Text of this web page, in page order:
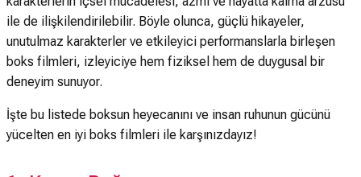
ile de ilişkilendirilebilir. Böyle olunca, güçlü hikayeler,
unutulmaz karakterler ve etkileyici performanslarla birleşen
boks filmleri, izleyiciye hem fiziksel hem de duygusal bir
deneyim sunuyor.
İşte bu listede boksun heyecanını ve insan ruhunun gücünü
yücelten en iyi boks filmleri ile karşınızdayız!